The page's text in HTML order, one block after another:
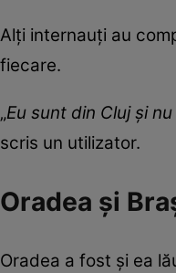
Alți internauți au
fiecare.
„Eu sunt din Cluj și
scris un utilizator.
Oradea și
Oradea a fost și ea